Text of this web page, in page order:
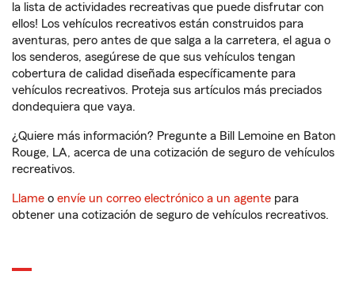
la lista de actividades recreativas que puede disfrutar con
ellos! Los vehículos recreativos están construidos para
aventuras, pero antes de que salga a la carretera, el agua o
los senderos, asegúrese de que sus vehículos tengan
cobertura de calidad diseñada específicamente para
vehículos recreativos. Proteja sus artículos más preciados
dondequiera que vaya.
¿Quiere más información? Pregunte a Bill Lemoine en Baton
Rouge, LA, acerca de una cotización de seguro de vehículos
recreativos.
Llame o envíe un correo electrónico a un agente para
obtener una cotización de seguro de vehículos recreativos.